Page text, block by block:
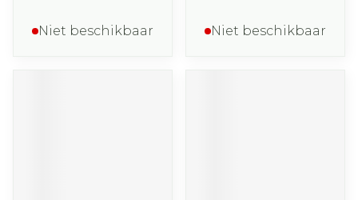
Niet beschikbaar Niet beschikbaar